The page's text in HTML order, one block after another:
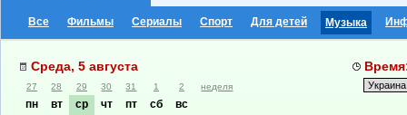
Все Фильмы Сериалы Спорт Для детей Музыка
Среда, 5 августа
27 28 29 30 31 1 2 неделя
пн вт ср чт пт сб вс